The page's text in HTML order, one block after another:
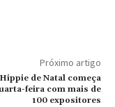
Próximo artigo
de Natal começa
feira com mais de
100 expositores